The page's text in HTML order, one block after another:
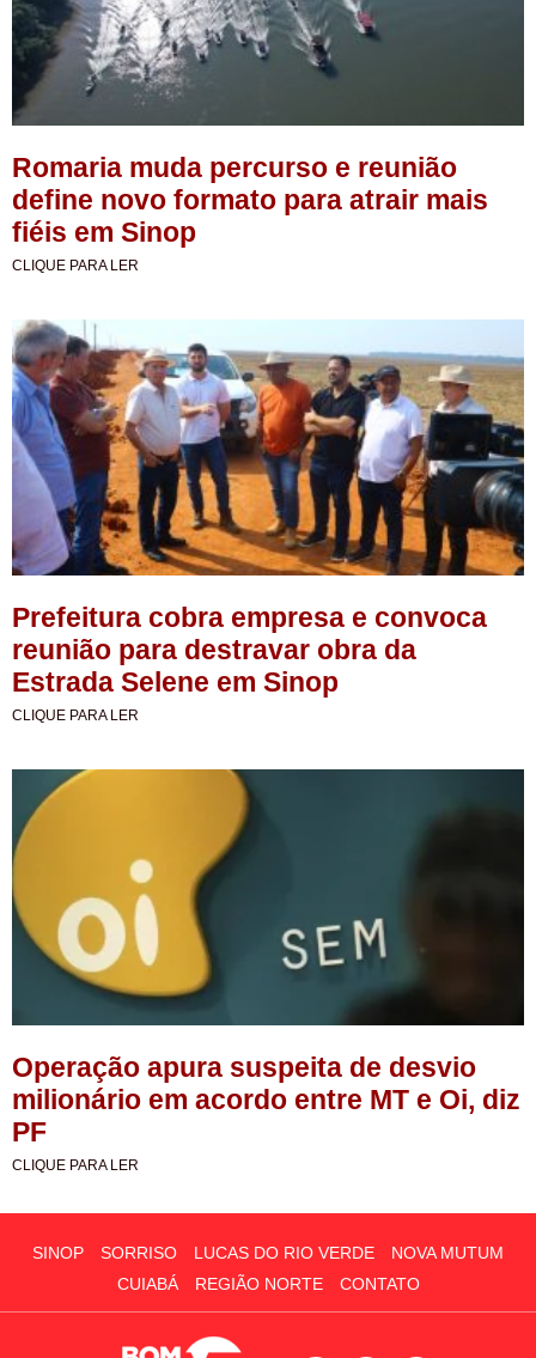
Romaria muda percurso e reunião
define novo formato para atrair mais
fiéis em Sinop
CLIQUE PARA LER
Prefeitura cobra empresa e convoca
reunião para destravar obra da
Estrada Selene em Sinop
CLIQUE PARA LER
Operação apura suspeita de desvio
milionário em acordo entre MT e Oi, diz
PF
CLIQUE PARA LER
SINOP SORRISO LUCAS DO RIO VERDE
NOVA MUTUM
CUIABÁ
REGIÃO NORTE CONTATO